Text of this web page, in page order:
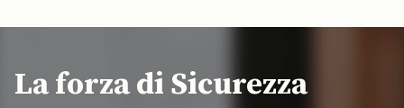
La forza di Sicurezza